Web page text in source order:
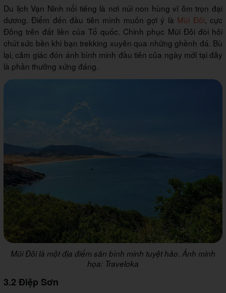
Du lịch Vạn Ninh nổi tiếng là nơi núi non hùng vĩ ôm trọn đại
dương. Điểm đến đầu tiên mình muốn gợi ý là Mũi Đôi, cực
Đông trên đất liền của Tổ quốc. Chinh phục Mũi Đôi đòi hỏi
chút sức bền khi bạn trekking xuyên qua những ghềnh đá. Bù
lại, cảm giác đón ánh bình minh đầu tiên của ngày mới tại đây
là phần thưởng xứng đáng.
Mũi Đôi là một địa điểm săn bình minh tuyệt hảo. Ảnh minh
họa: Traveloka
3.2 Điệp Sơn